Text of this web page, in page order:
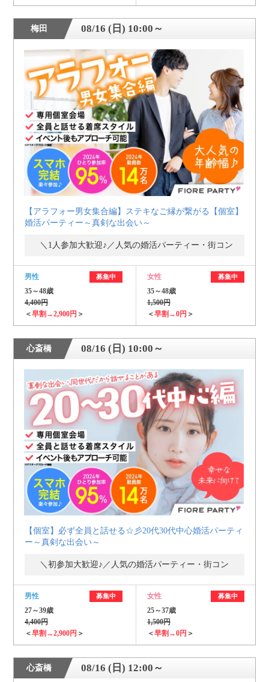
梅田 08/16 (日) 10:00～
【アラフォー男女集合編】ステキなご縁が繋がる【個室】
婚活パーティー～真剣な出会い～
＼1人参加大歓迎♪／人気の婚活パーティー・街コン
男性 募集中
35～48歳
4,400円
＜早割→2,900円 ＞
女性 募集中
35～48歳
1,500円
＜早割→0円 ＞
心斎橋 08/16 (日) 10:00～
【個室】必ず全員と話せる☆彡20代30代中心婚活パーティ
ー～真剣な出会い～
＼初参加大歓迎♪／人気の婚活パーティー・街コン
男性 募集中
27～39歳
4,400円
＜早割→2,900円 ＞
女性 募集中
25～37歳
1,500円
＜早割→0円 ＞
心斎橋 08/16 (日) 12:00～